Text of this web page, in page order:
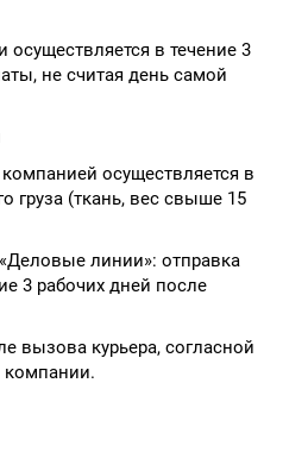
в течение 3
не считая день самой
осуществляется в
груза (ткань, вес свыше 15
линии»: отправка
3 рабочих дней после
вызова курьера, согласной
компании.